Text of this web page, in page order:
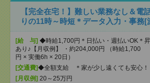
【完全在宅！】難しい業務なし＆電
りの11時～時短＊データ入力・事務[
[給 与] ◆時給1,700円＊日払い・週払いOK＊
あり♪【月収例】 ・約204,000円 （時給1,700
円 × 実働6h × 20日）
[交通費]◆全額支給 ＊家が少し遠くても安心！
[月収例] 20～25万円